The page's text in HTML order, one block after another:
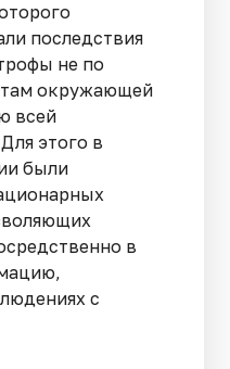
последствия
не по
окружающей
всей
этого в
были
в
с